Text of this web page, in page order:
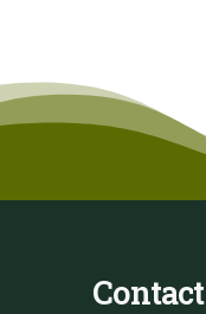
Contact